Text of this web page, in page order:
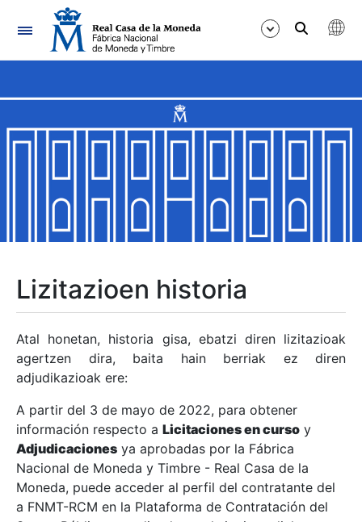
Nabigazioa
Erakutsi/Ezkutatu
Erakutsi/Ezkutatu
Erakutsi/Ezkutatu
Erakutsi/Ezkutatu
Erakutsi/Ezkutatu
Erakutsi/Ezkutatu
Erakutsi/Ezkutatu
Lizitazioen historia
Atal honetan, historia gisa, ebatzi diren lizitazioak
agertzen dira, baita hain berriak ez diren
adjudikazioak ere:
A partir del 3 de mayo de 2022, para obtener
información respecto a Licitaciones en curso y
Adjudicaciones ya aprobadas por la Fábrica
Nacional de Moneda y Timbre - Real Casa de la
Moneda, puede acceder al perfil del contratante del
a FNMT-RCM en la Plataforma de Contratación del